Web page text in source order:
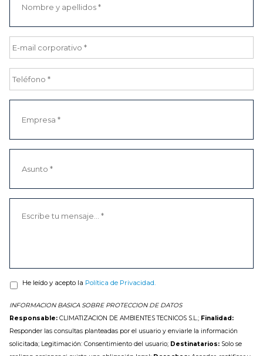
He leído y acepto la Política de Privacidad.
INFORMACION BASICA SOBRE PROTECCION DE DATOS
Responsable: CLIMATIZACION DE AMBIENTES TECNICOS S.L.; Finalidad:
Responder las consultas planteadas por el usuario y enviarle la información
solicitada; Legitimación: Consentimiento del usuario; Destinatarios: Solo se